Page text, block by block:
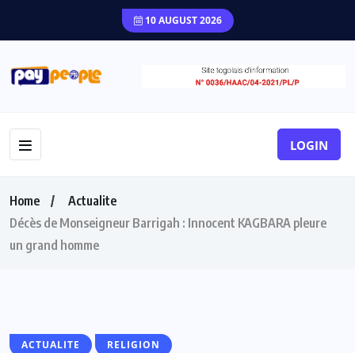
10 AUGUST 2026
LOGIN
Home
Actualite
Décès de Monseigneur Barrigah : Innocent KAGBARA pleure
un grand homme
ACTUALITE RELIGION